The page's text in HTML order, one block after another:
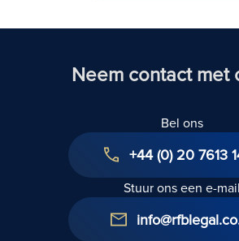
Neem contact met
Bel ons
+44 (0) 20 7613
Stuur ons een e-mail